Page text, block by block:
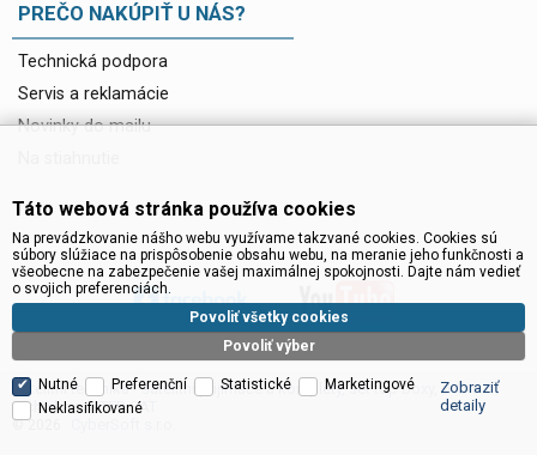
PREČO NAKÚPIŤ U NÁS?
Technická podpora
Servis a reklamácie
Novinky do mailu
Satelitní technika - satelitní přijímače a komplety, set top boxy, dvb-t
technika :: INTER SAT
© 2026
Táto webová stránka používa cookies
Na prevádzkovanie nášho webu využívame takzvané cookies. Cookies sú
súbory slúžiace na prispôsobenie obsahu webu, na meranie jeho funkčnosti a
všeobecne na zabezpečenie vašej maximálnej spokojnosti. Dajte nám vedieť
o svojich preferenciách.
Povoliť výber
Povoliť všetky cookies
Nutné Preferenční Statistické
Marketingové
Neklasifikované
Zobraziť
detaily